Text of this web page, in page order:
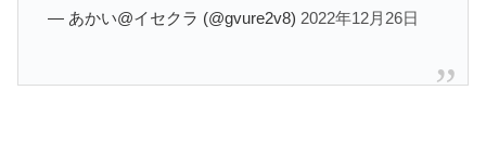
— あかい@イセクラ (@gvure2v8) 2022年12月26日